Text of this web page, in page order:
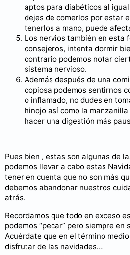
aptos para diabéticos al
dejes de comerlos por estar
tenerlos a mano, puede
Los nervios también en esta
consejeros, intenta dormir
contrario podemos notar
sistema nervioso.
Además después de una
copiosa podemos sentirnos
o inflamado, no dudes en
hinojo así como la
hacer una digestión más
Pues bien , estas son algunas de
podemos llevar a cabo estas
tener en cuenta que no son más
debemos abandonar nuestros
atrás.
Recordamos que todo en exceso
podemos “pecar” pero siempre en
Acuérdate que en el término
disfrutar de las navidades…